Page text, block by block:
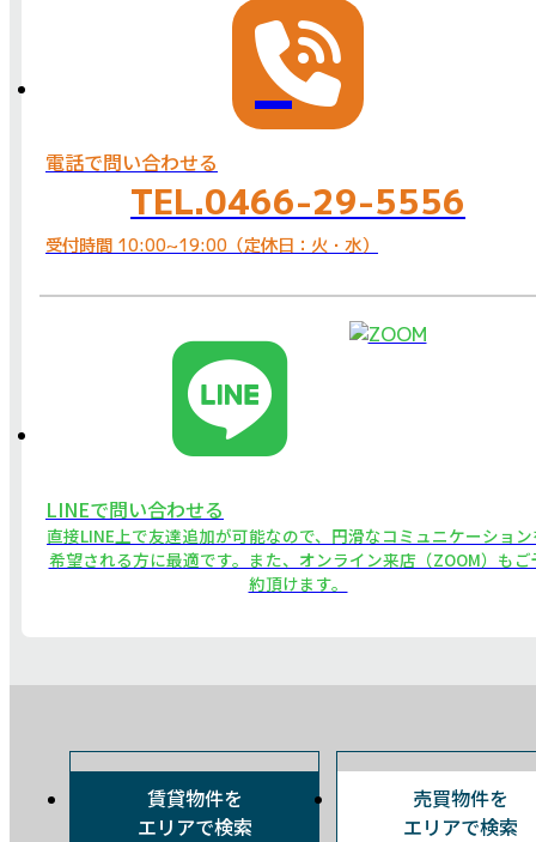
電話で問い合わせる
TEL.0466-29-5556
受付時間 10:00~19:00（定休日：火・水）
LINEで問い合わせる
直接LINE上で友達追加が可能なので、円滑なコミュニケーショ
希望される方に最適です。また、オンライン来店（ZOOM）もご
約頂けます。
賃貸物件を
エリアで検索
売買物件を
エリアで検索